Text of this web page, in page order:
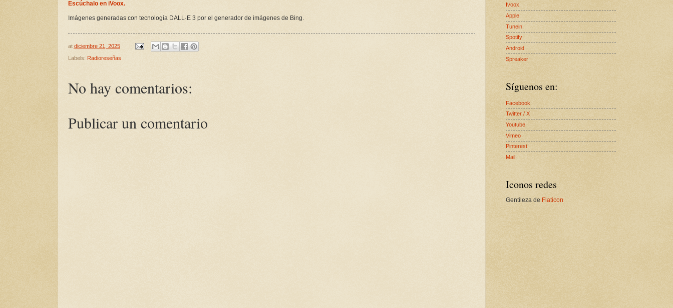
Escúchalo en iVoox.
Imágenes generadas con tecnología DALL·E 3 por el generador de imágenes de Bing.
at diciembre 21, 2025
Labels: Radioreseñas
No hay comentarios:
Publicar un comentario
Ivoox
Apple
Tunein
Spotify
Android
Spreaker
Síguenos en:
Facebook
Twitter / X
Youtube
Vimeo
Pinterest
Mail
Iconos redes
Gentileza de Flaticon